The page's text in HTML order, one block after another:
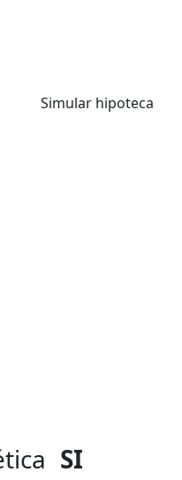
Simular hipoteca
SI